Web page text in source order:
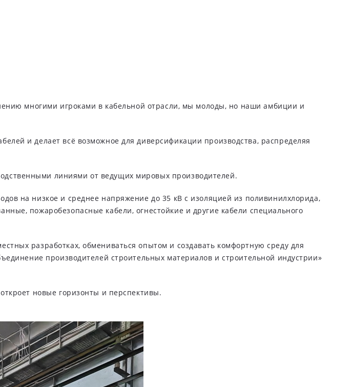
многими игроками в кабельной отрасли, мы молоды, но наши амбиции и
и делает всё возможное для диверсификации производства, распределяя
линиями от ведущих мировых производителей.
на низкое и среднее напряжение до 35 кВ с изоляцией из поливинилхлорида,
пожаробезопасные кабели, огнестойкие и другие кабели специального
разработках, обмениваться опытом и создавать комфортную среду для
производителей строительных материалов и строительной индустрии»
новые горизонты и перспективы.